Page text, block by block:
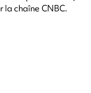
la chaîne CNBC.